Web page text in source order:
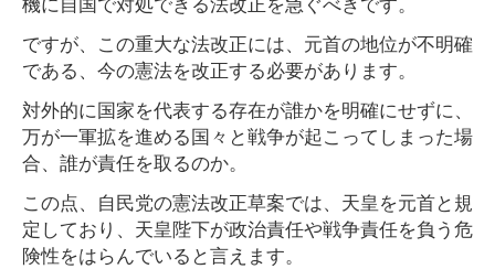
ですが、この重大な法改正には、元首の地位が不明確
である、今の憲法を改正する必要があります。
対外的に国家を代表する存在が誰かを明確にせずに、
万が一軍拡を進める国々と戦争が起こってしまった場
合、誰が責任を取るのか。
この点、自民党の憲法改正草案では、天皇を元首と規
定しており、天皇陛下が政治責任や戦争責任を負う危
険性をはらんでいると言えます。